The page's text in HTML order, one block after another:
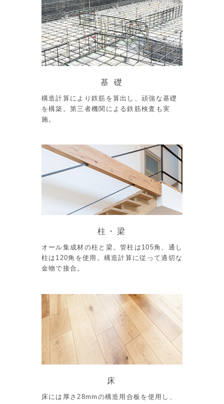
基 礎
構造計算により鉄筋を算出し、頑強な基礎
を構築。第三者機関による鉄筋検査も実
施。
柱・梁
オール集成材の柱と梁。管柱は105角、通し
柱は120角を使用。構造計算に従って適切な
金物で接合。
床
床には厚さ28mmの構造用合板を使用し、